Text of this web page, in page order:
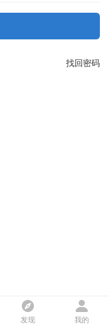
找回密码
发现 我的